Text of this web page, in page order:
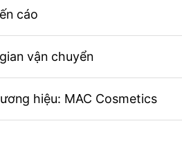
cáo
vận chuyển
hiệu: MAC Cosmetics